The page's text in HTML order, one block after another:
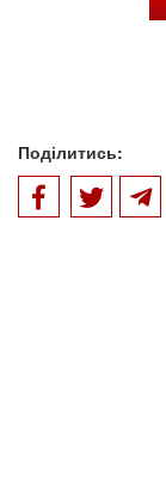
Поділитись: